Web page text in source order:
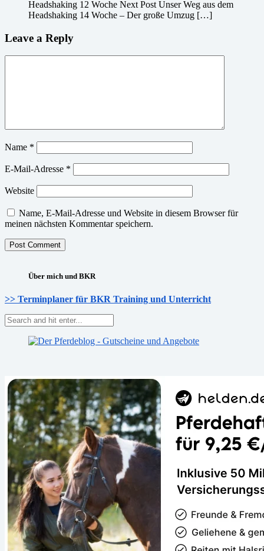
Headshaking 12 Woche Next Post Unser Weg aus dem
Headshaking 14 Woche – Der große Umzug […]
Leave a Reply
Name *
E-Mail-Adresse *
Website
Name, E-Mail-Adresse und Website in diesem Browser für
meinen nächsten Kommentar speichern.
Über mich und BKR
>> Terminplaner für BKR Training und Unterricht